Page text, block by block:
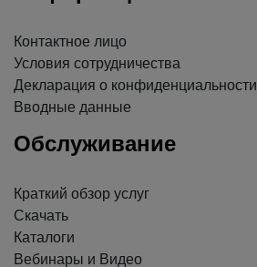
Контактное лицо
Условия сотрудничества
Декларация о конфиденциальности
Вводные данные
Обслуживание
Краткий обзор услуг
Скачать
Каталоги
Вебинары и Видео